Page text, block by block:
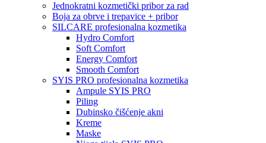
Jednokratni kozmetički pribor za rad
Boja za obrve i trepavice + pribor
SILCARE profesionalna kozmetika
Hydro Comfort
Soft Comfort
Energy Comfort
Smooth Comfort
SYIS PRO profesionalna kozmetika
Ampule SYIS PRO
Piling
Dubinsko čišćenje akni
Kreme
Maske